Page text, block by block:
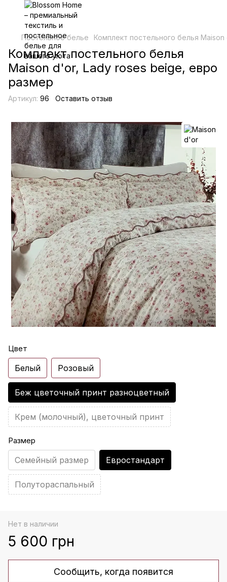
Постельное белье Комплект постельного белья
Комплект постельного белья
Maison d'or, Lady roses beige, евро
размер
Артикул: 96 Оставить отзыв
Цвет
Белый Розовый
Беж цветочный принт разноцветный
Крем (молочный), цветочный принт
Размер
Семейный размер Евростандарт
Полутораспальный
Нет в наличии
5 600 грн
Сообщить, когда появится